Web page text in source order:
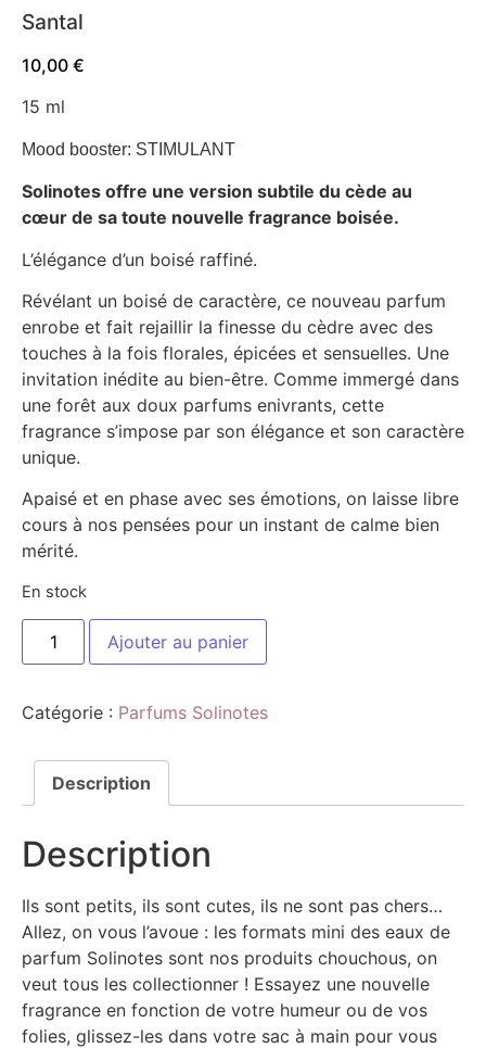
Santal
10,00 €
15 ml
Mood booster: STIMULANT
Solinotes offre une version subtile du cède au
cœur de sa toute nouvelle fragrance boisée.
L’élégance d’un boisé raffiné.
Révélant un boisé de caractère, ce nouveau parfum
enrobe et fait rejaillir la finesse du cèdre avec des
touches à la fois florales, épicées et sensuelles. Une
invitation inédite au bien-être. Comme immergé dans
une forêt aux doux parfums enivrants, cette
fragrance s’impose par son élégance et son caractère
unique.
Apaisé et en phase avec ses émotions, on laisse libre
cours à nos pensées pour un instant de calme bien
mérité.
En stock
Ajouter au panier
Catégorie : Parfums Solinotes
Description
Description
Ils sont petits, ils sont cutes, ils ne sont pas chers…
Allez, on vous l’avoue : les formats mini des eaux de
parfum Solinotes sont nos produits chouchous, on
veut tous les collectionner ! Essayez une nouvelle
fragrance en fonction de votre humeur ou de vos
folies, glissez-les dans votre sac à main pour vous